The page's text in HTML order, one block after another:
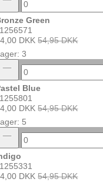
Green
DKK 54,95 DKK
3
Blue
DKK 54,95 DKK
5
DKK 54,95 DKK